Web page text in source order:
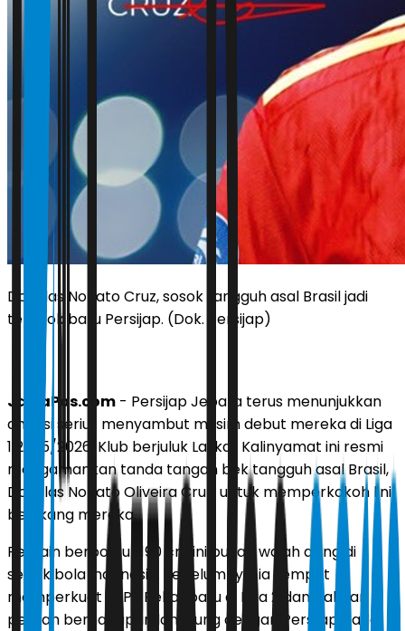
Douglas Nonato Cruz, sosok tangguh asal Brasil jadi
tembok baru Persijap. (Dok. Persijap)
JawaPos.com - Persijap Jepara terus menunjukkan
ambisi serius menyambut musim debut mereka di Liga
1 2025/2026. Klub berjuluk Laskar Kalinyamat ini resmi
mengamankan tanda tangan bek tangguh asal Brasil,
Douglas Nonato Oliveira Cruz, untuk memperkokoh lini
belakang mereka.
Pemain berpostur 190 cm ini bukan wajah asing di
sepak bola Indonesia. Sebelumnya, ia sempat
memperkuat PSPS Pekanbaru di Liga 2 dan bahkan
pernah berhadapan langsung dengan Persijap pada